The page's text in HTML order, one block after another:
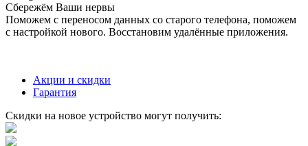
Сбережём Ваши нервы
Поможем с переносом данных со старого телефона, поможем
с настройкой нового. Восстановим удалённые приложения.
Акции и скидки
Гарантия
Скидки на новое устройство могут получить: